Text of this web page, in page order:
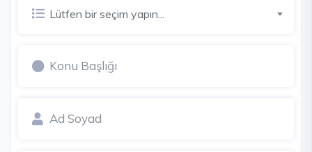
Lütfen bir seçim yapın...